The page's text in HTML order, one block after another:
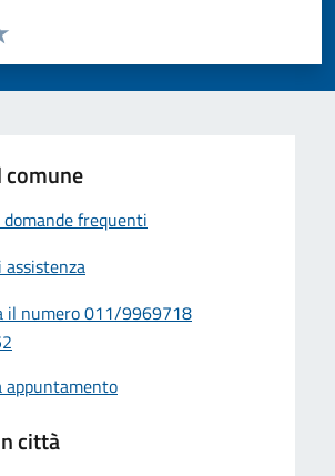
pagina
5 stelle su 5
4 stelle su 5
su 5
su 5
domande frequenti
assistenza
il numero 011/9969718
appuntamento
città